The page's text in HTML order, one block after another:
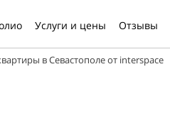
Услуги и цены Отзывы
в Севастополе от interspace